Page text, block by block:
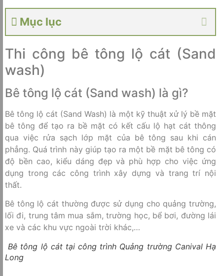
Mục lục
Thi công bê tông lộ cát (Sand
wash)
Bê tông lộ cát (Sand wash) là gì?
Bê tông lộ cát (Sand Wash) là một kỹ thuật xử lý bề mặt
bê tông để tạo ra bề mặt có kết cấu lộ hạt cát thông
qua việc rửa sạch lớp mặt của bê tông sau khi cán
phẳng. Quá trình này giúp tạo ra một bề mặt bê tông có
độ bền cao, kiểu dáng đẹp và phù hợp cho việc ứng
dụng trong các công trình xây dựng và trang trí nội
thất.
Bê tông lộ cát thường được sử dụng cho quảng trường,
lối đi, trung tâm mua sắm, trường học, bể bơi, đường lái
xe và các khu vực ngoài trời khác,…
Bê tông lộ cát tại công trình Quảng trường Canival Hạ
Long